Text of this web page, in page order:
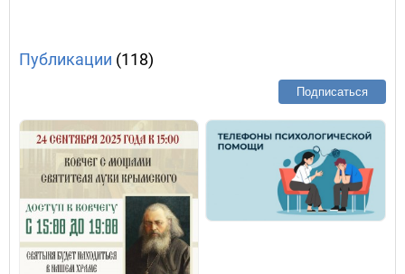
Публикации (118)
Подписаться